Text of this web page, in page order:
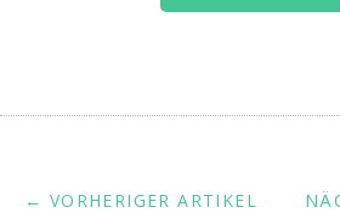
← VORHERIGER ARTIKEL